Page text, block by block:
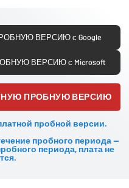
ВЕРСИЮ с Google
ВЕРСИЮ с Microsoft
ПРОБНУЮ ВЕРСИЮ
пробной версии.
пробного периода —
периода, плата не